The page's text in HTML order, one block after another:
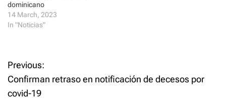
dominicano
14 March, 2023
In "Noticias"
P
o
Previous:
Confirman retraso en notificación de decesos por
covid-19